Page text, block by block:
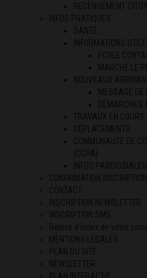
RECENSEMENT
INFOS PRATIQUES
SANTÉ
INFORMATIONS UTILES
ECOLE
MARCHE LE
NOUVEAUX
MESSAGE DE
DÉMARCHES
TRAVAUX EN COURS
DÉPLACEMENTS
COMMUNAUTE DE
(CCPA)
INFOS PAROISSIALES
CONFIRMATION INSCRIPTION
CONTACT
INSCRIPTION NEWSLETTER
INSCRIPTION SMS
Relevé d’index de votre
MENTIONS LÉGALES
PLAN DU SITE
NEWSLETTER
PLAN INTERACTIF